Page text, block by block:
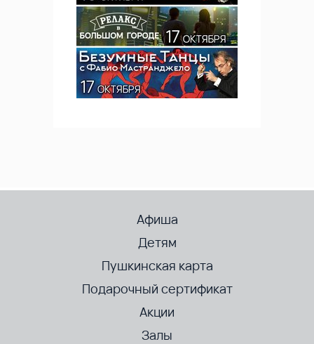
Афиша
Детям
Пушкинская карта
Подарочный сертификат
Акции
Залы